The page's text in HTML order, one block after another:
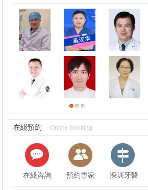
在綫預約 Online booking
在綫咨詢 預約專家
深圳牙醫